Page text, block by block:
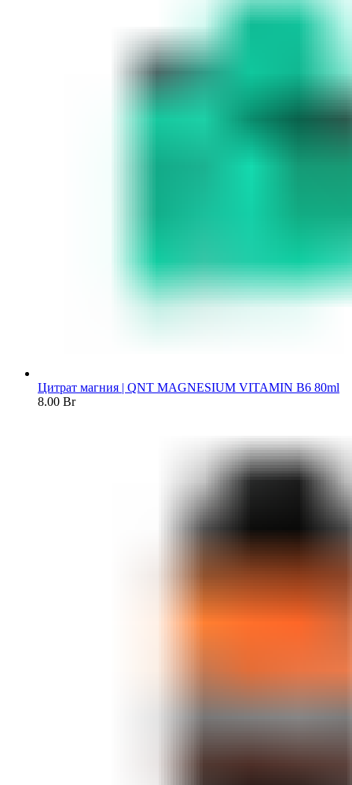
Цитрат магния | QNT MAGNESIUM VITAMIN B6 80ml
8.00 Br